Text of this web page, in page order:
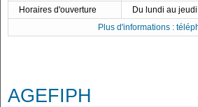
Horaires d'ouverture
Du lundi au
Plus d'informations :
AGEFIPH